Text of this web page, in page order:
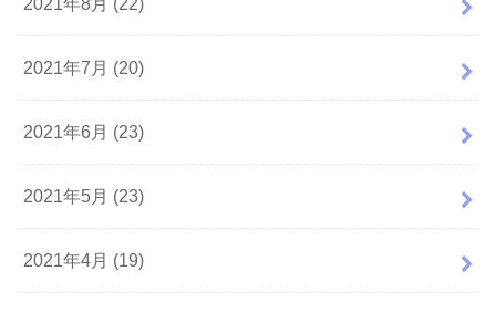
2021年7月 (20)
2021年6月 (23)
2021年5月 (23)
2021年4月 (19)